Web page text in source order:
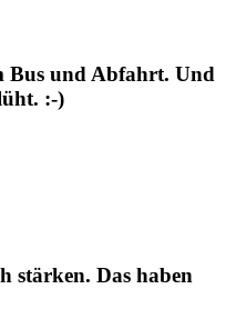
Bus und Abfahrt. Und
:-)
stärken. Das haben